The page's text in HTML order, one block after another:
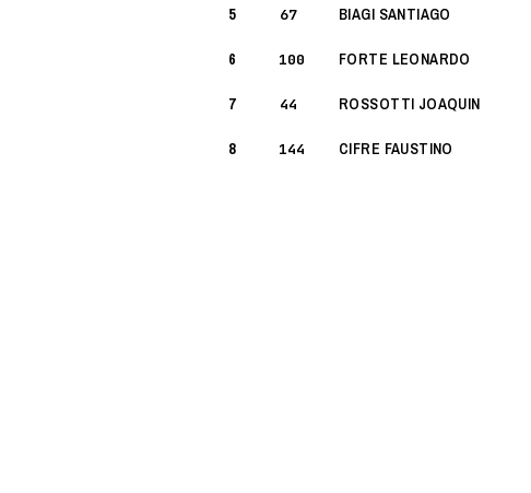
5 67 BIAGI SANTIAGO
6 100 FORTE LEONARDO
7 44 ROSSOTTI JOAQUIN
8 144 CIFRE FAUSTINO